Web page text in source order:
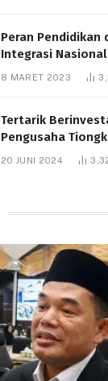
Peran Pendidikan
Integrasi Nasional
8 MARET 2023
Tertarik
Pengusaha
1.000 Hektare
20 JUNI 2024